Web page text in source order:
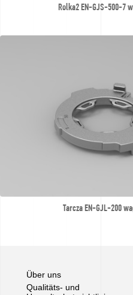
Rolka2 EN-GJS-500-7
Tarcza EN-GJL-200
Über uns
Qualitäts- und